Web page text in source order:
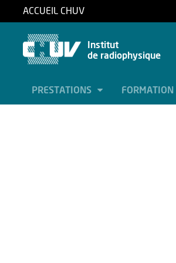
ACCUEIL CHUV
Institut
de radiophysique
PRESTATIONS FORMATION